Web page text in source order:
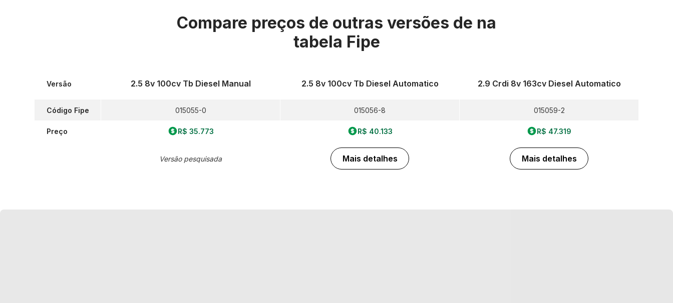
Compare preços de outras versões de na
tabela Fipe
Versão
Código Fipe
Preço
2.5 8v 100cv Tb Diesel Manual
015055-0
R$ 35.773
Versão pesquisada
2.5 8v 100cv Tb Diesel Automatico
015056-8
R$ 40.133
Mais detalhes
2.9 Crdi 8v 163cv Diesel Automatico
015059-2
R$ 47.319
Mais detalhes